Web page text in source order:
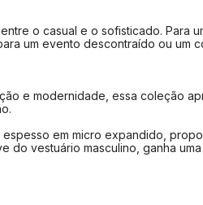
30,0 cm
30,4 cm
seu pé em uma folha de
risco a partir do seu calcanhar
risco na frente do dedão
do comprimento das linhas
o casual e o sofisticado. Para
um evento descontraído ou um
e modernidade, essa coleção
em micro expandido,
vestuário masculino, ganha